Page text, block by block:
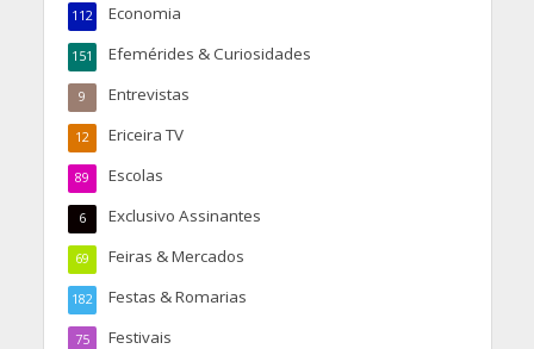
Economia
112
Efemérides & Curiosidades
151
Entrevistas
9
Ericeira TV
12
Escolas
89
Exclusivo Assinantes
6
Feiras & Mercados
69
Festas & Romarias
182
Festivais
75